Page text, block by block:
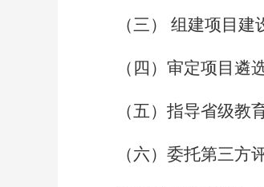
（三） 组建项目建
（四）审定项目遴
（五）指导省级教
（六）委托第三方